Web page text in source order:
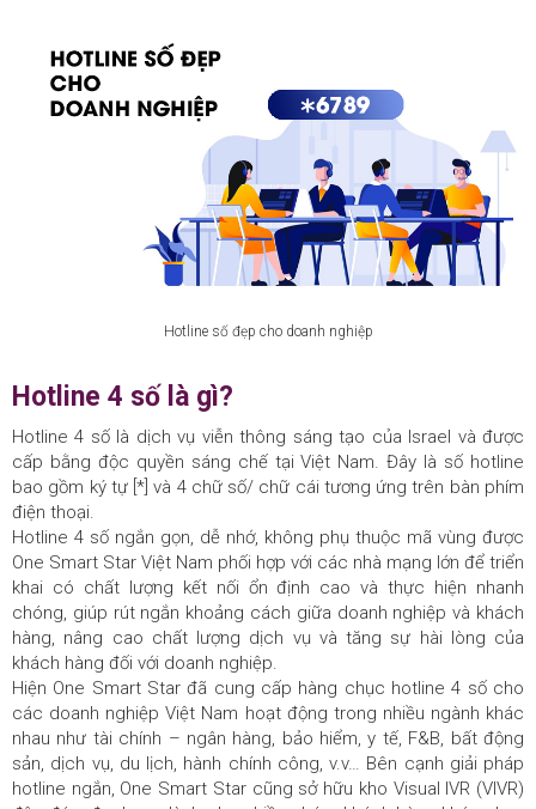
Hotline số đẹp cho doanh nghiệp
Hotline 4 số là gì?
Hotline 4 số là dịch vụ viễn thông sáng tạo của Israel và được
cấp bằng độc quyền sáng chế tại Việt Nam. Đây là số hotline
bao gồm ký tự [*] và 4 chữ số/ chữ cái tương ứng trên bàn phím
điện thoại.
Hotline 4 số ngắn gọn, dễ nhớ, không phụ thuộc mã vùng được
One Smart Star Việt Nam phối hợp với các nhà mạng lớn để triển
khai có chất lượng kết nối ổn định cao và thực hiện nhanh
chóng, giúp rút ngắn khoảng cách giữa doanh nghiệp và khách
hàng, nâng cao chất lượng dịch vụ và tăng sự hài lòng của
khách hàng đối với doanh nghiệp.
Hiện One Smart Star đã cung cấp hàng chục hotline 4 số cho
các doanh nghiệp Việt Nam hoạt động trong nhiều ngành khác
nhau như tài chính – ngân hàng, bảo hiểm, y tế, F&B, bất động
sản, dịch vụ, du lịch, hành chính công, v.v… Bên cạnh giải pháp
hotline ngắn, One Smart Star cũng sở hữu kho Visual IVR (VIVR)